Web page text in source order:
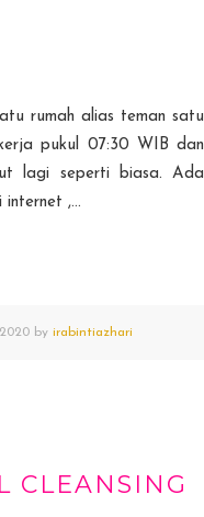
rumah alias teman satu
pukul 07:30 WIB dan
lagi seperti biasa. Ada
,...
2020 by irabintiazhari
CLEANSING